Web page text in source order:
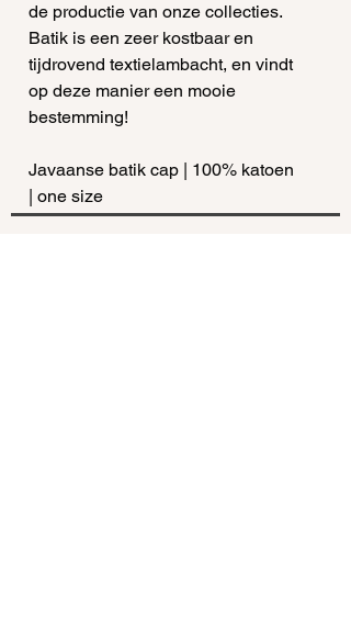
de productie van onze collecties.
Batik is een zeer kostbaar en
tijdrovend textielambacht, en vindt
op deze manier een mooie
bestemming!
Javaanse batik cap | 100% katoen
| one size